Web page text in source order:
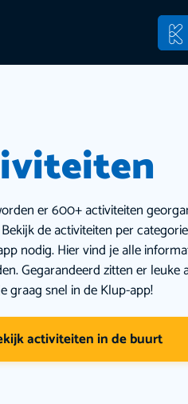
er 600+ activiteiten
de activiteiten per
nodig. Hier vind je alle
Gegarandeerd zitten er
graag snel in de Klup-app!
activiteiten in de buurt